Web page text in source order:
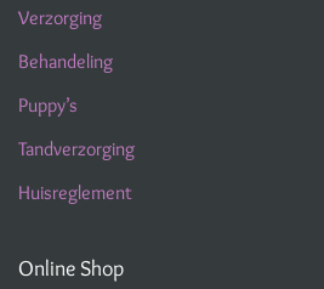
Verzorging
Behandeling
Puppy’s
Tandverzorging
Huisreglement
Online Shop